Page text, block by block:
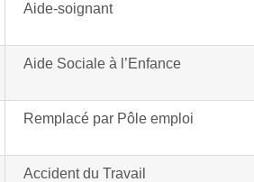
Aide-soignant
Aide Sociale à l’Enfance
Remplacé par Pôle emploi
Accident du Travail